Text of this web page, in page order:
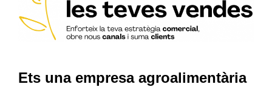
Ets una empresa agroalimentària